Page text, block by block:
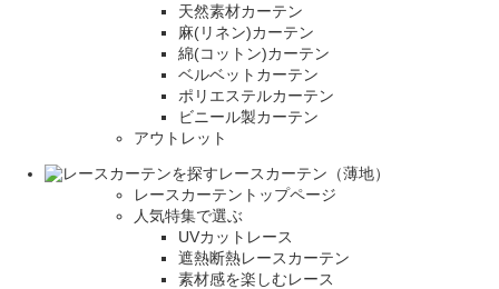
天然素材カーテン
麻(リネン)カーテン
綿(コットン)カーテン
ベルベットカーテン
ポリエステルカーテン
ビニール製カーテン
アウトレット
レースカーテン（薄地）
レースカーテントップページ
人気特集で選ぶ
UVカットレース
遮熱断熱レースカーテン
素材感を楽しむレース